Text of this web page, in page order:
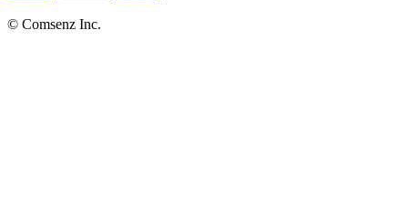
© Comsenz Inc.